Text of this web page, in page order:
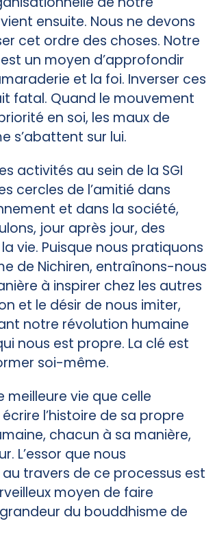
ensuite. Nous ne devons
cet ordre des choses. Notre
un moyen d’approfondir
et la foi. Inverser ces
fatal. Quand le mouvement
en soi, les maux de
s’abattent sur lui.
activités au sein de la SGI
cercles de l’amitié dans
et dans la société,
jour après jour, des
vie. Puisque nous pratiquons
de Nichiren, entraînons-­nous
à inspirer chez les autres
et le désir de nous imiter,
notre révolution humaine
nous est propre. La clé est
soi­-même.
meilleure vie que celle
l’histoire de sa propre
chacun à sa manière,
L’essor que nous
travers de ce processus est
moyen de faire
du bouddhisme de